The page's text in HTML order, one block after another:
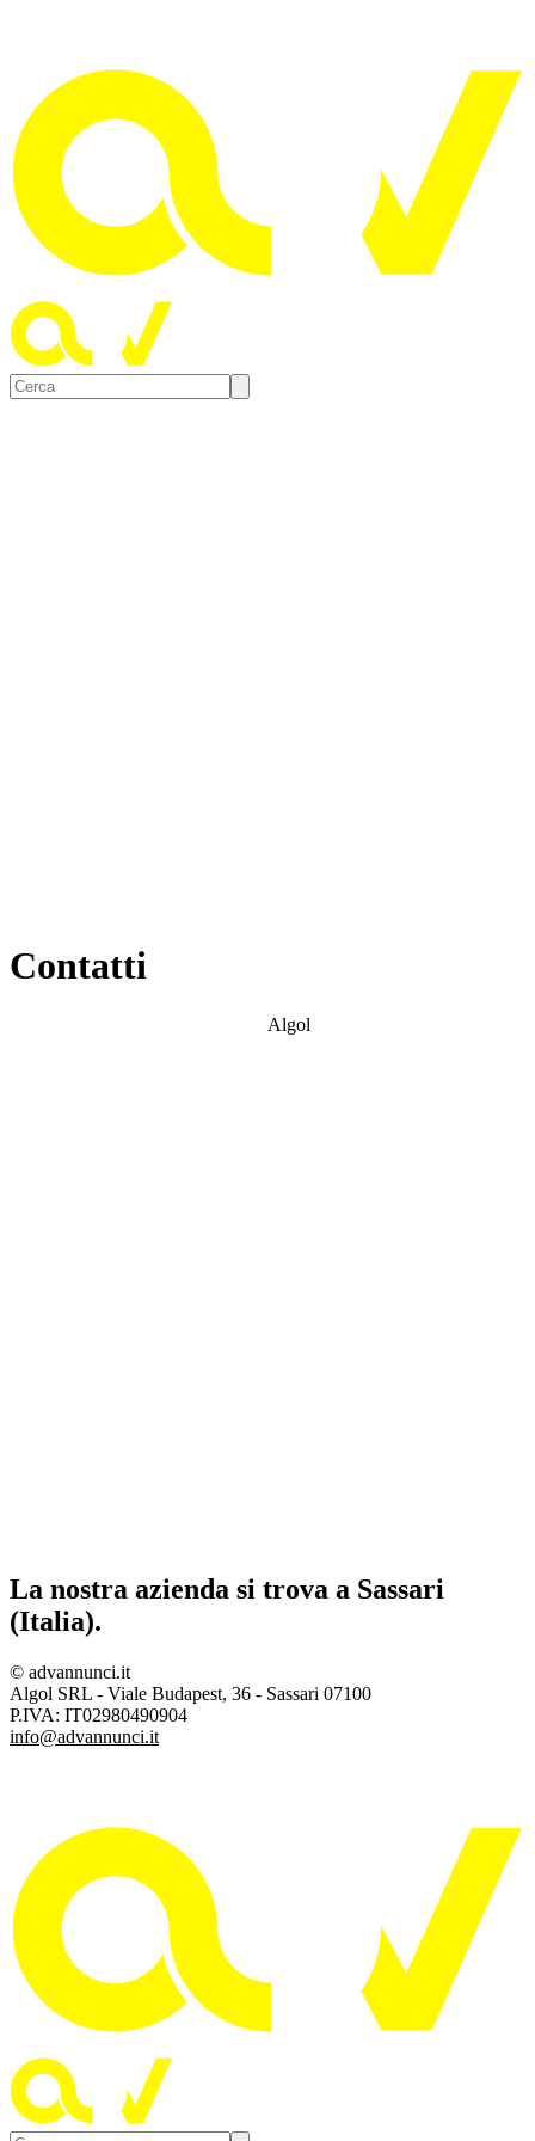
Contatti
Algol
La nostra azienda si trova a Sassari
(Italia).
© advannunci.it
Algol SRL - Viale Budapest, 36 - Sassari 07100
P.IVA: IT02980490904
info@advannunci.it